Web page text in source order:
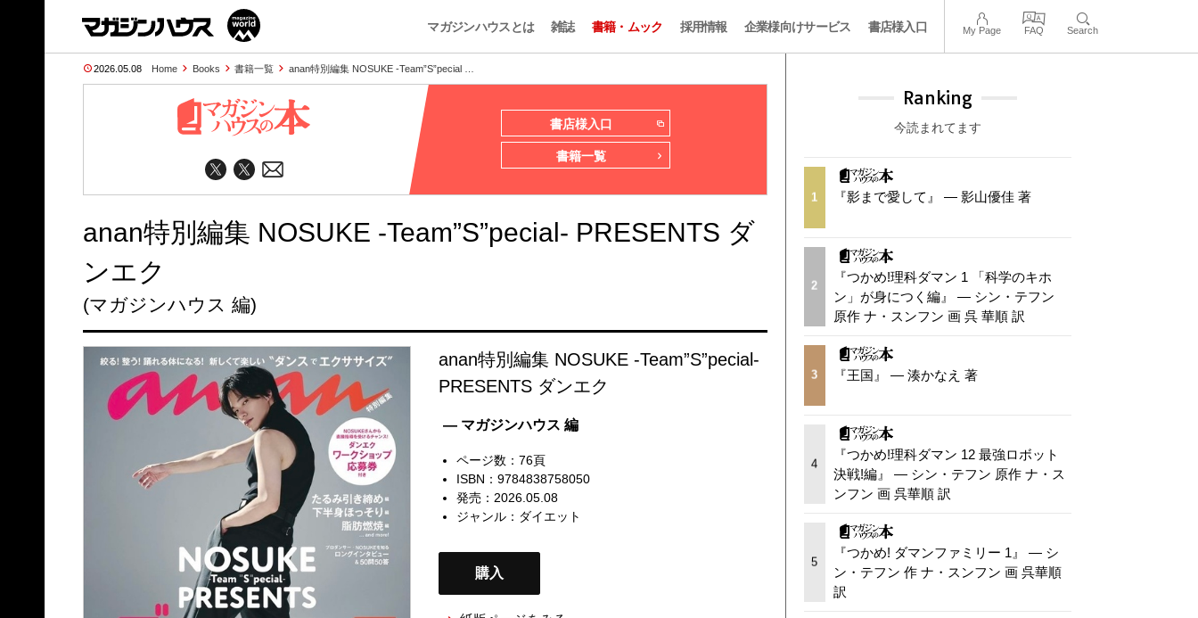
マガジンハウスとは 雑誌 書籍・ムック 採用情報 企業様向けサービス 書店様入口 My Page FAQ Search
2026.05.08 Home Books 書籍一覧 anan特別編集 NOSUKE -Team”S”pecial …
書店様入口
書籍一覧
anan特別編集 NOSUKE -Team”S”pecial- PRESENTS ダ
ンエク
(マガジンハウス 編)
anan特別編集 NOSUKE -Team”S”pecial-
PRESENTS ダンエク
— マガジンハウス 編
ページ数：76頁
ISBN：9784838758050
発売：2026.05.08
ジャンル： ダイエット
購入
Ranking
今読まれてます
1 『影まで愛して』 — 影山優佳 著
2
『つかめ!理科ダマン 1 「科学のキホ
ン」が身につく編』 — シン・テフン
原作 ナ・スンフン 画 呉 華順 訳
3 『王国』 — 湊かなえ 著
4
『つかめ!理科ダマン 12 最強ロボット
決戦!編』 — シン・テフン 原作 ナ・ス
ンフン 画 呉華順 訳
5
『つかめ! ダマンファミリー 1』 — シ
ン・テフン 作 ナ・スンフン 画 呉華順
訳